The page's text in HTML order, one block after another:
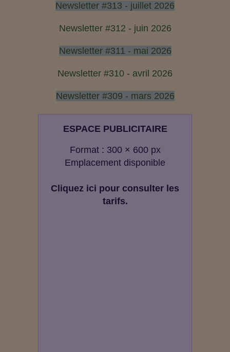
Newsletter #313 - juillet 2026
Newsletter #312 - juin 2026
Newsletter #311 - mai 2026
Newsletter #310 - avril 2026
Newsletter #309 - mars 2026
ESPACE PUBLICITAIRE
Format : 300 × 600 px
Emplacement disponible
Cliquez ici pour consulter les
tarifs.